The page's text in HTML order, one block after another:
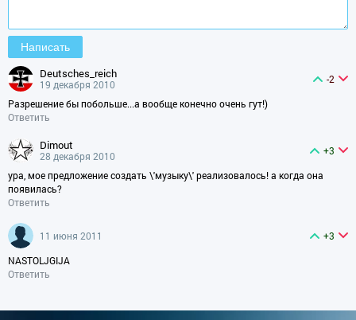
deutsches_reich
19 декабря 2010
-2
Разрешение бы побольше...а вообще конечно очень гут!)
Ответить
dimout
28 декабря 2010
+3
ура, мое предложение создать \'музыку\' реализовалось! а когда она
появилась?
Ответить
11 июня 2011
+3
NASTOLJGIJA
Ответить